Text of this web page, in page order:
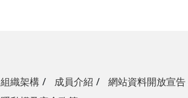
組織架構 成員介紹
網站資料開放宣告